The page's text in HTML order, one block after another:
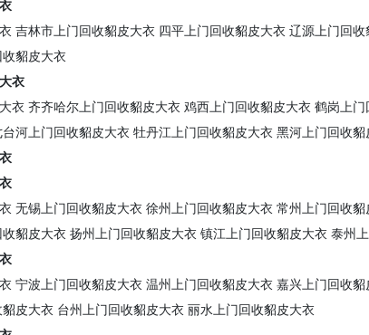
吉林市上门回收貂皮大衣 四平上门回收貂皮大衣 辽源上门回收
貂皮大衣
衣
衣 齐齐哈尔上门回收貂皮大衣 鸡西上门回收貂皮大衣 鹤岗上门
台河上门回收貂皮大衣 牡丹江上门回收貂皮大衣 黑河上门回收貂
无锡上门回收貂皮大衣 徐州上门回收貂皮大衣 常州上门回收貂
貂皮大衣 扬州上门回收貂皮大衣 镇江上门回收貂皮大衣 泰州
宁波上门回收貂皮大衣 温州上门回收貂皮大衣 嘉兴上门回收貂
皮大衣 台州上门回收貂皮大衣 丽水上门回收貂皮大衣